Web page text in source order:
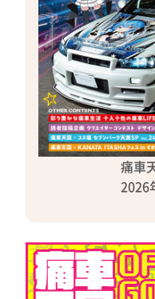
痛車
2026